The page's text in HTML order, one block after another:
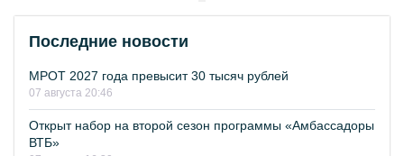
Последние новости
МРОТ 2027 года превысит 30 тысяч рублей
07 августа 20:46
Открыт набор на второй сезон программы «Амбассадоры
ВТБ»